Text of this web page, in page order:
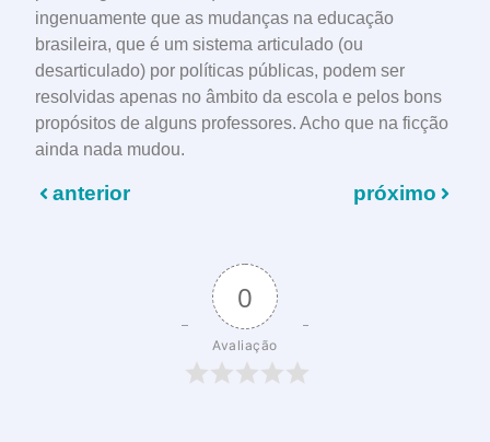
ingenuamente que as mudanças na educação
brasileira, que é um sistema articulado (ou
desarticulado) por políticas públicas, podem ser
resolvidas apenas no âmbito da escola e pelos bons
propósitos de alguns professores. Acho que na ficção
ainda nada mudou.
anterior próximo
0
Avaliação